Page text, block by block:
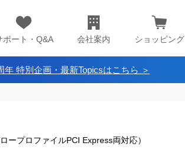
ポート・Q&A 会社案内 ショッピング
特別企画・最新Topicsはこちら ＞
ープロファイルPCI Express両対応）